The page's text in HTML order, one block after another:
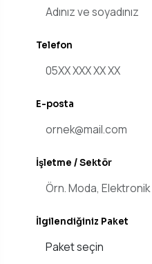
Telefon
E-posta
İşletme / Sektör
İlgilendiğiniz Paket